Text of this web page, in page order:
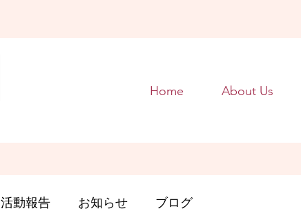
Home About Us
活動報告 お知らせ ブログ